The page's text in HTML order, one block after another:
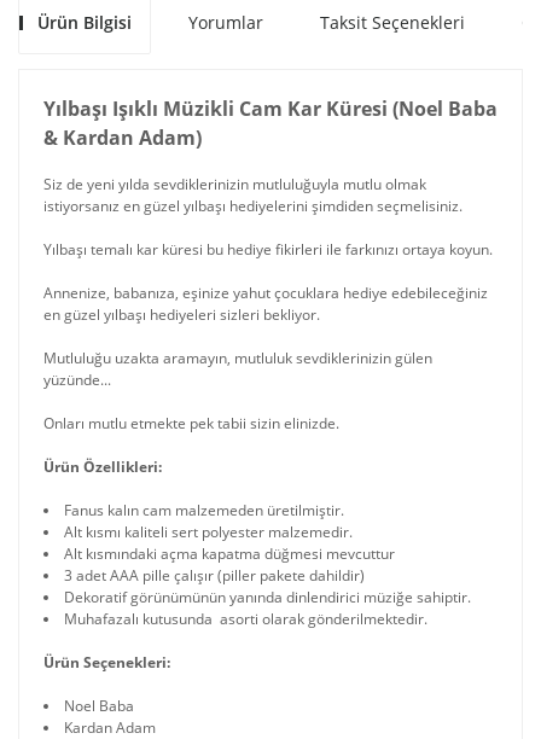
Ürün Bilgisi Yorumlar Taksit Seçenekleri
Yılbaşı Işıklı Müzikli Cam Kar Küresi (Noel Baba
& Kardan Adam)
Siz de yeni yılda sevdiklerinizin mutluluğuyla mutlu olmak
istiyorsanız en güzel yılbaşı hediyelerini şimdiden seçmelisiniz.
Yılbaşı temalı kar küresi bu hediye fikirleri ile farkınızı ortaya koyun.
Annenize, babanıza, eşinize yahut çocuklara hediye edebileceğiniz
en güzel yılbaşı hediyeleri sizleri bekliyor.
Mutluluğu uzakta aramayın, mutluluk sevdiklerinizin gülen
yüzünde...
Onları mutlu etmekte pek tabii sizin elinizde.
Ürün Özellikleri:
Fanus kalın cam malzemeden üretilmiştir.
Alt kısmı kaliteli sert polyester malzemedir.
Alt kısmındaki açma kapatma düğmesi mevcuttur
3 adet AAA pille çalışır (piller pakete dahildir)
Dekoratif görünümünün yanında dinlendirici müziğe sahiptir.
Muhafazalı kutusunda asorti olarak gönderilmektedir.
Ürün Seçenekleri:
Noel Baba
Kardan Adam